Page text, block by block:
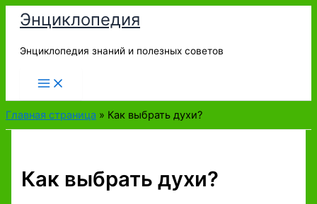
Перейти
содержимому
Энциклопедия
Энциклопедия знаний и полезных советов
Главная страница » Как выбрать духи?
Как выбрать духи?